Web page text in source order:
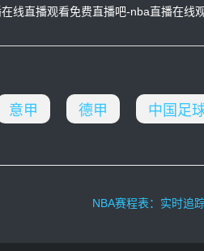
线直播观看免费直播吧-nba直播在线
意甲 德甲 中国足
NBA赛程表：实时追